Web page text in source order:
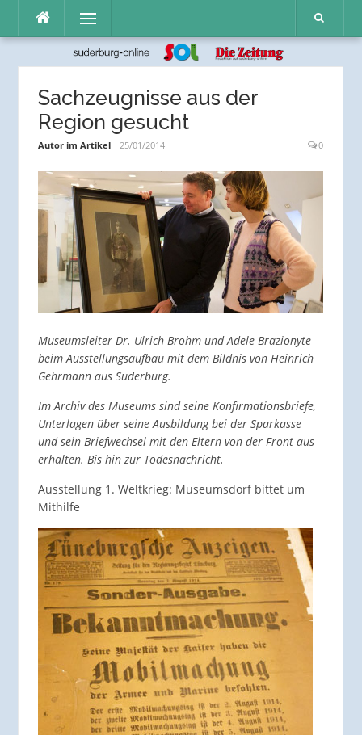
Inhalt
Menü
Sachzeugnisse aus der
Region gesucht
Autor im Artikel 25/01/2014 0
Museumsleiter Dr. Ulrich Brohm und Adele Brazionyte
beim Ausstellungsaufbau mit dem Bildnis von Heinrich
Gehrmann aus Suderburg.
Im Archiv des Museums sind seine Konfirmationsbriefe,
Unterlagen über seine Ausbildung bei der Sparkasse
und sein Briefwechsel mit den Eltern von der Front aus
erhalten. Bis hin zur Todesnachricht.
Ausstellung 1. Weltkrieg: Museumsdorf bittet um
Mithilfe